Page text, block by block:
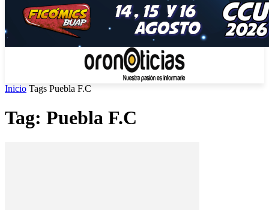
Inicio Tags Puebla F.C
Tag: Puebla F.C